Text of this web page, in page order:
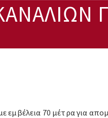
εμβέλεια 70 μέτρα για